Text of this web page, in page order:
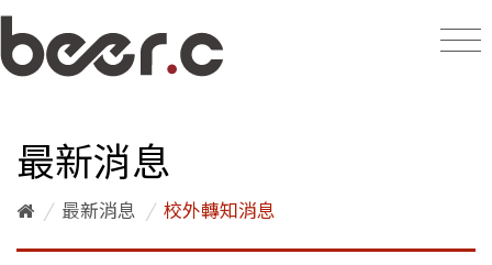
最新消息
/ 最新消息 / 校外轉知消息